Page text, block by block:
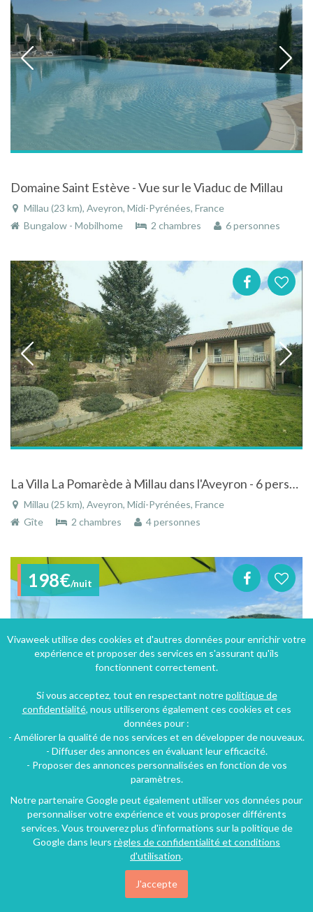
Domaine Saint Estève - Vue sur le Viaduc de Millau
Millau (23 km), Aveyron, Midi-Pyrénées, France
Bungalow - Mobilhome
2 chambres 6 personnes
La Villa La Pomarède à Millau dans l'Aveyron - 6 personnes
Millau (25 km), Aveyron, Midi-Pyrénées, France
Gîte
2 chambres 4 personnes
198€/nuit
Sainte-Eulalie-d'Olt (24 km), Aveyron, Midi-Pyrénées, France
Villa
5 chambres 10 personnes
Vivaweek utilise des cookies et d'autres données pour enrichir votre
expérience et proposer des services en s'assurant qu'ils
fonctionnent correctement.
Si vous acceptez, tout en respectant notrepolitique de
confidentialité, nous utiliserons également ces cookies et ces
données pour :
- Améliorer la qualité de nos services et en développer de nouveaux.
- Diffuser des annonces en évaluant leur efficacité.
- Proposer des annonces personnalisées en fonction de vos
paramètres.
Notre partenaire Google peut également utiliser vos données pour
personnaliser votre expérience et vous proposer différents
services. Vous trouverez plus d'informations sur la politique de
Google dans leurs règles de confidentialité et conditions
d'utilisation.
J'accepte